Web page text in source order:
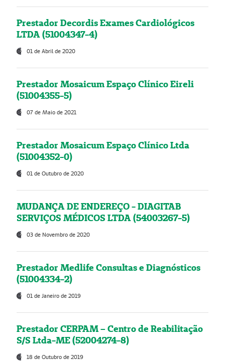
Prestador Decordis Exames Cardiológicos
LTDA (51004347-4)
01 de Abril de 2020
Prestador Mosaicum Espaço Clínico Eireli
(51004355-5)
07 de Maio de 2021
Prestador Mosaicum Espaço Clínico Ltda
(51004352-0)
01 de Outubro de 2020
MUDANÇA DE ENDEREÇO - DIAGITAB
SERVIÇOS MÉDICOS LTDA (54003267-5)
03 de Novembro de 2020
Prestador Medlife Consultas e Diagnósticos
(51004334-2)
01 de Janeiro de 2019
Prestador CERPAM – Centro de Reabilitação
S/S Ltda-ME (52004274-8)
18 de Outubro de 2019